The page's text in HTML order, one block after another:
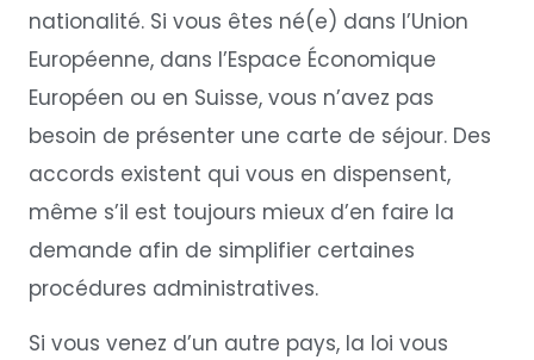
nationalité. Si vous êtes né(e) dans l’Union
Européenne, dans l’Espace Économique
Européen ou en Suisse, vous n’avez pas
besoin de présenter une carte de séjour. Des
accords existent qui vous en dispensent,
même s’il est toujours mieux d’en faire la
demande afin de simplifier certaines
procédures administratives.
Si vous venez d’un autre pays, la loi vous